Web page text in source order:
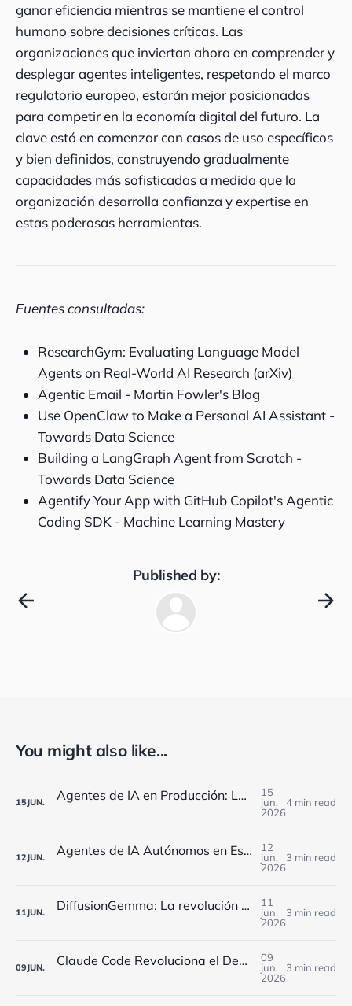
ganar eficiencia mientras se mantiene el control
humano sobre decisiones críticas. Las
organizaciones que inviertan ahora en comprender y
desplegar agentes inteligentes, respetando el marco
regulatorio europeo, estarán mejor posicionadas
para competir en la economía digital del futuro. La
clave está en comenzar con casos de uso específicos
y bien definidos, construyendo gradualmente
capacidades más sofisticadas a medida que la
organización desarrolla confianza y expertise en
estas poderosas herramientas.
Fuentes consultadas:
ResearchGym: Evaluating Language Model
Agents on Real-World AI Research (arXiv)
Agentic Email - Martin Fowler's Blog
Use OpenClaw to Make a Personal AI Assistant -
Towards Data Science
Building a LangGraph Agent from Scratch -
Towards Data Science
Agentify Your App with GitHub Copilot's Agentic
Coding SDK - Machine Learning Mastery
Published by:
You might also like...
15JUN. Agentes de IA en Producción: Los Retos de Monitorización que Enfrentan las Empresas Españolas en 2025
15
jun.
2026
4 min read
12JUN. Agentes de IA Autónomos en España: Cómo Implementarlos Estratégicamente en 2025
12
jun.
2026
3 min read
11JUN. DiffusionGemma: La revolución de Google que reduce 4x los costes de IA para empresas españolas
11
jun.
2026
3 min read
09JUN. Claude Code Revoluciona el Desarrollo en España: Workflows Dinámicos y 5 Agentes Simultáneos
09
jun.
2026
3 min read